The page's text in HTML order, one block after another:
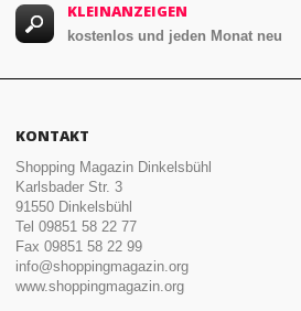
KLEINANZEIGEN
kostenlos und jeden Monat neu
KONTAKT
Shopping Magazin Dinkelsbühl
Karlsbader Str. 3
91550 Dinkelsbühl
Tel 09851 58 22 77
Fax 09851 58 22 99
info@shoppingmagazin.org
www.shoppingmagazin.org